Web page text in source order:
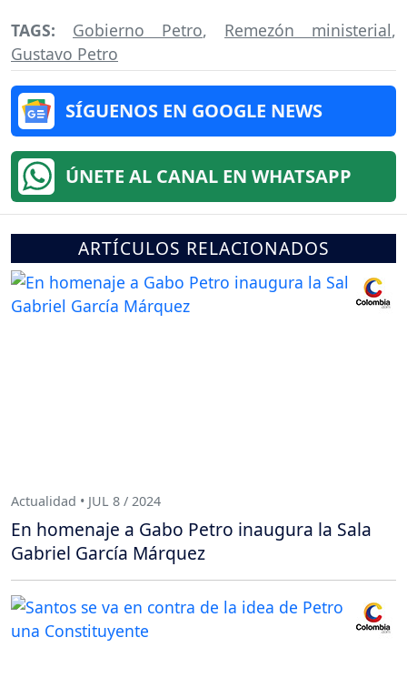
TAGS: Gobierno Petro, Remezón ministerial,
Gustavo Petro
SÍGUENOS EN GOOGLE NEWS
ÚNETE AL CANAL EN WHATSAPP
ARTÍCULOS RELACIONADOS
Actualidad • JUL 8 / 2024
En homenaje a Gabo Petro inaugura la Sala
Gabriel García Márquez